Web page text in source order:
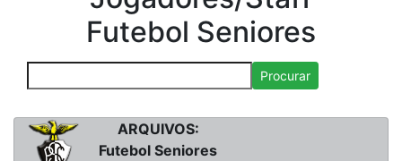
Futebol Seniores
Procurar
ARQUIVOS:
Futebol Seniores